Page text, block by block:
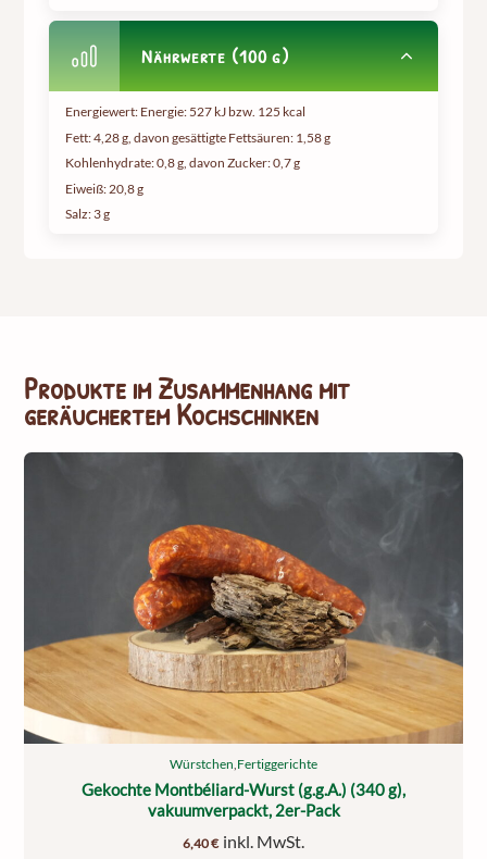
Nährwerte (100 g)
Energiewert: Energie: 527 kJ bzw. 125 kcal
Fett: 4,28 g, davon gesättigte Fettsäuren: 1,58 g
Kohlenhydrate: 0,8 g, davon Zucker: 0,7 g
Eiweiß: 20,8 g
Salz: 3 g
Produkte im Zusammenhang mit
geräuchertem Kochschinken
Würstchen,Fertiggerichte
Gekochte Montbéliard-Wurst (g.g.A.) (340 g),
vakuumverpackt, 2er-Pack
6,40€ inkl. MwSt.